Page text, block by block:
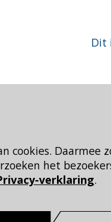
Daarmee
het
verklaring.
Dit